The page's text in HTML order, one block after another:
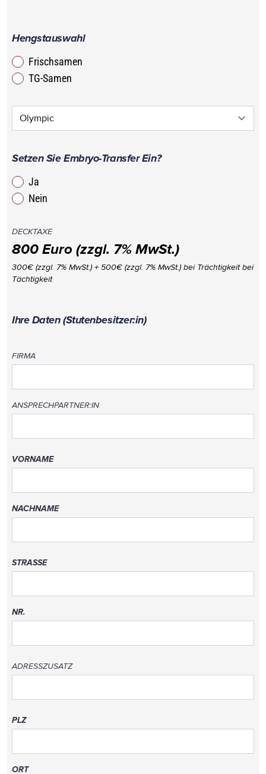
Hengstauswahl
Frischsamen
TG-Samen
Setzen Sie Embryo-Transfer Ein?
Ja
Nein
DECKTAXE
800 Euro (zzgl. 7% MwSt.)
300€ (zzgl. 7% MwSt.) + 500€ (zzgl. 7% MwSt.) bei Trächtigkeit bei
Tächtigkeit
Ihre Daten (Stutenbesitzer:in)
FIRMA
ANSPRECHPARTNER:IN
VORNAME
NACHNAME
STRASSE
NR.
ADRESSZUSATZ
PLZ
ORT